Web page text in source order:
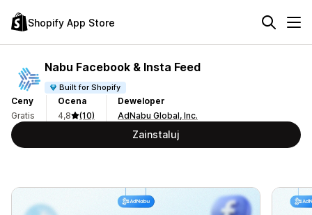
Shopify App Store
Nabu Facebook & Insta Feed
Built for Shopify
Ceny
Gratis
Ocena
4,8
(10)
Deweloper
AdNabu Global, Inc.
Zainstaluj